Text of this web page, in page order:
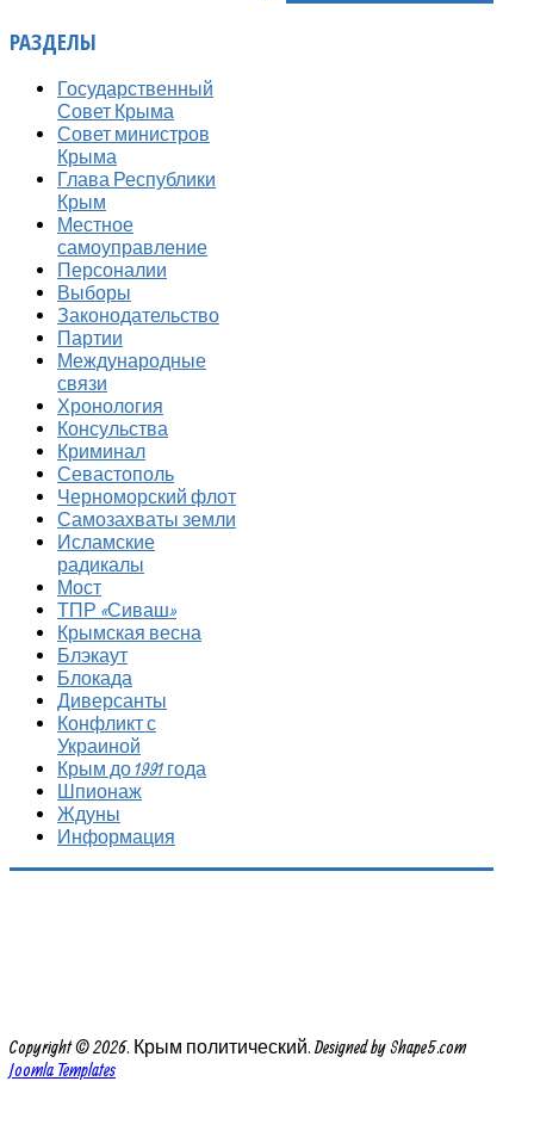
РАЗДЕЛЫ
Государственный
Совет Крыма
Совет министров
Крыма
Глава Республики
Крым
Местное
самоуправление
Персоналии
Выборы
Законодательство
Партии
Международные
связи
Хронология
Консульства
Криминал
Севастополь
Черноморский флот
Самозахваты земли
Исламские
радикалы
Мост
ТПР «Сиваш»
Крымская весна
Блэкаут
Блокада
Диверсанты
Конфликт с
Украиной
Крым до 1991 года
Шпионаж
Ждуны
Информация
Copyright © 2026. Крым политический. Designed by Shape5.com
Joomla Templates